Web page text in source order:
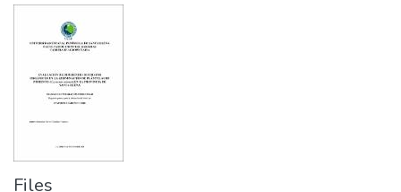
Files